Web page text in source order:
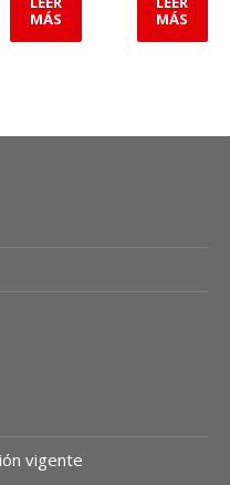
MÁS
MÁS
vigente